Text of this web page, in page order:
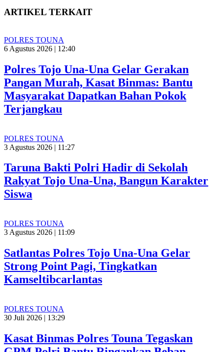
ARTIKEL TERKAIT
POLRES TOUNA
6 Agustus 2026 | 12:40
Polres Tojo Una-Una Gelar Gerakan
Pangan Murah, Kasat Binmas: Bantu
Masyarakat Dapatkan Bahan Pokok
Terjangkau
POLRES TOUNA
3 Agustus 2026 | 11:27
Taruna Bakti Polri Hadir di Sekolah
Rakyat Tojo Una-Una, Bangun Karakter
Siswa
POLRES TOUNA
3 Agustus 2026 | 11:09
Satlantas Polres Tojo Una-Una Gelar
Strong Point Pagi, Tingkatkan
Kamseltibcarlantas
POLRES TOUNA
30 Juli 2026 | 13:29
Kasat Binmas Polres Touna Tegaskan